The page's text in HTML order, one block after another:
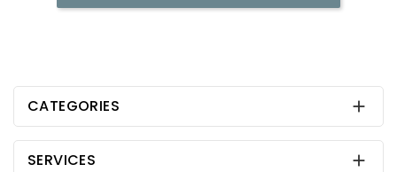
CATEGORIES 
SERVICES 